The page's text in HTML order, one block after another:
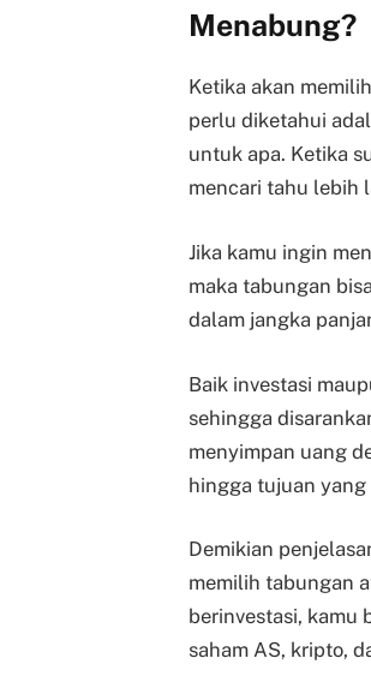
Menabung?
Ketika akan
perlu diketahui
untuk apa. Ketika
mencari tahu lebih
Jika kamu ingin
maka tabungan
dalam jangka
Baik investasi
sehingga
menyimpan uang
hingga tujuan
Demikian
memilih tabungan
berinvestasi, kamu
saham AS, kripto,